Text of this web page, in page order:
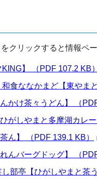
クリックすると情報ペー
】 （PDF 107.2 KB）
食ななかまど【東やま
かけ茶々うどん】 （
がしやまと多摩湖カレー
ん】 （PDF 139.1 KB）
んバーグドッグ】 （
部亭【ひがしやまと茶